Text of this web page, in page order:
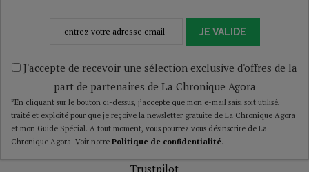
JE VALIDE
J'accepte de recevoir une sélection exclusive d'offres de la
part de partenaires de La Chronique Agora
*En cliquant sur le bouton ci-dessus, j’accepte que mon e-mail saisi soit utilisé,
traité et exploité pour que je reçoive la newsletter gratuite de La Chronique Agora
et mon Guide Spécial. A tout moment, vous pourrez vous désinscrire de La
Chronique Agora. Voir notre Politique de confidentialité.
Trustpilot